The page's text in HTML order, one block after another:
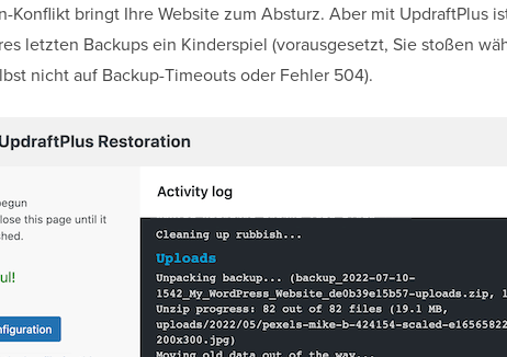
Konflikt bringt Ihre Website zum Absturz. Aber mit UpdraftPlus
letzten Backups ein Kinderspiel (vorausgesetzt, Sie stoßen
nicht auf Backup-Timeouts oder Fehler 504).